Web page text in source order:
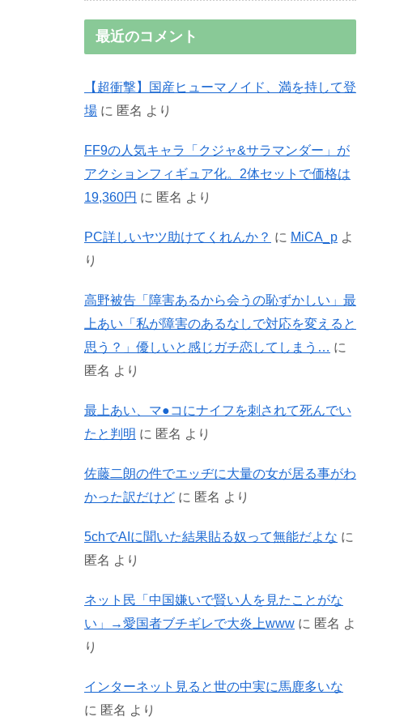
最近のコメント
【超衝撃】国産ヒューマノイド、満を持して登
場 に 匿名 より
FF9の人気キャラ「クジャ&サラマンダー」が
アクションフィギュア化。2体セットで価格は
19,360円 に 匿名 より
PC詳しいヤツ助けてくれんか？ に MiCA_p よ
り
高野被告「障害あるから会うの恥ずかしい」最
上あい「私が障害のあるなしで対応を変えると
思う？」優しいと感じガチ恋してしまう…
に
匿名 より
最上あい、マ●コにナイフを刺されて死んでい
たと判明 に 匿名 より
佐藤二朗の件でエッヂに大量の女が居る事がわ
かった訳だけど に 匿名 より
5chでAIに聞いた結果貼る奴って無能だよな に
匿名 より
ネット民「中国嫌いで賢い人を見たことがな
い」→愛国者ブチギレで大炎上www に 匿名 よ
り
インターネット見ると世の中実に馬鹿多いな
に 匿名 より